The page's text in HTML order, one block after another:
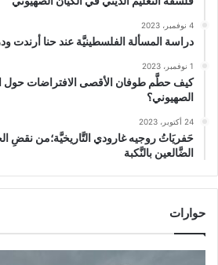
4 نوفمبر، 2023
دراسة المسألة الفلسطينيَّة عند حنا أرندت
1 نوفمبر، 2023
كيف حطَّم طوفان الأقصى الافتراضات حول
الصهيوني؟
24 أكتوبر، 2023
حَفريَاتُ روجيه غارودي التَّاريخيَّة؛من نقضِ
الضَّالعين بالنَّكبة
حوارات